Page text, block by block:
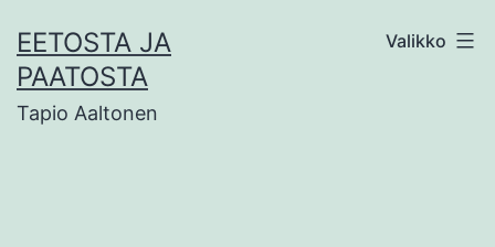
sisältöön
EETOSTA JA
PAATOSTA
Tapio Aaltonen
Valikko